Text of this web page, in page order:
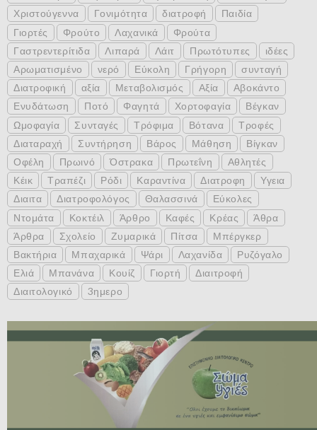
Χριστούγεννα
Γονιμότητα διατροφή
Παιδία
Γιορτές
Φρούτο Λαχανικά
Φρούτα
Γαστρεντερίτιδα
Λιπαρά Λάιτ Πρωτότυπες
ιδέες
Αρωματισμένο
νερό Εύκολη Γρήγορη
συνταγή
Διατροφική
αξία Μεταβολισμός Αξία
Αβοκάντο
Ενυδάτωση
Ποτό Φαγητά Χορτοφαγία
Βέγκαν
Ωμοφαγία
Συνταγές Τρόφιμα Βότανα
Τροφές
Διαταραχή
Συντήρηση Βάρος Μάθηση
Βίγκαν
Οφέλη
Πρωινό Όστρακα Πρωτεΐνη
Αθλητές
Κέικ
Τραπέζι Ρόδι Καραντίνα Διατροφη
Υγεια
Διαιτα
Διατροφολόγος Θαλασσινά
Εύκολες
Ντομάτα
Κοκτέιλ Άρθρο Καφές Κρέας
Άθρα
Άρθρα
Σχολείο Ζυμαρικά Πίτσα
Μπέργκερ
Βακτήρια
Μπαχαρικά Ψάρι Λαχανίδα
Ρυζόγαλο
Ελιά
Μπανάνα Κουίζ Γιορτή
Διαιτροφή
Διαιτολογικό
3ημερο